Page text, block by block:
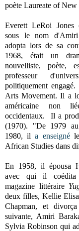
poète Laureate of New
Everett LeRoi Jones
sous le nom
adopta lors de sa
1968, était un
nouvelliste, poète,
professeur
politiquement
Arts Movement. Il a
américaine non
occidentaux. Il a
(1970). "De 1979
1980, ila enseigné
African Studies dans
En 1958, il épousa
avec qui il
magazine littéraire
deux filles, Kellie
Chapman, et
suivante, Amiri
Sylvia Robinson qui